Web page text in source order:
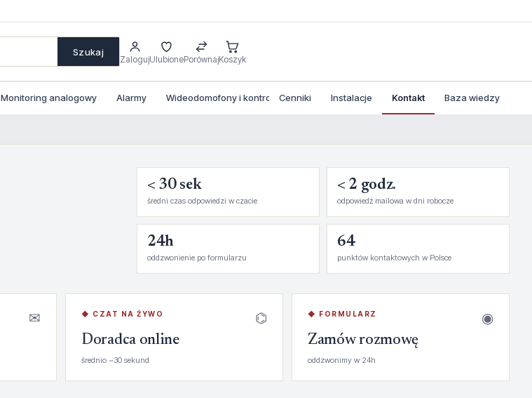
Szukaj
ZalogujUlubionePorównajKoszyk
Monitoring analogowy Alarmy Wideodomofony i kontrola dostepu
Cenniki Instalacje Kontakt Baza wiedzy
< 30 sek
średni czas odpowiedzi w czacie
< 2 godz.
odpowiedź mailowa w dni robocze
24h
oddzwonienie po formularzu
64
punktów kontaktowych w Polsce
✉ ◆ CZAT NA ŻYWO ⌬
Doradca online
średnio ~30 sekund
◆ FORMULARZ ◉
Zamów rozmowę
oddzwonimy w 24h